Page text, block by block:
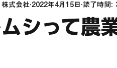
シって農
式会社 2022年4月15日 読了時間: